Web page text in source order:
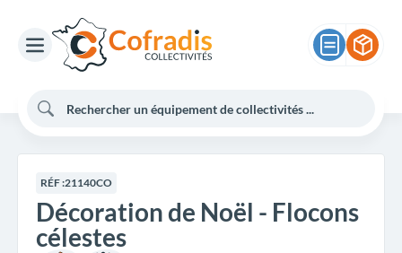
RÉF :21140CO
Décoration de Noël - Flocons
célestes